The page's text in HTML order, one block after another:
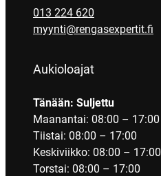
013 224 620
myynti@rengasexpertit.fi
Aukioloajat
Tänään: Suljettu
Maanantai: 08:00 – 17:00
Tiistai: 08:00 – 17:00
Keskiviikko: 08:00 – 17:00
Torstai: 08:00 – 17:00